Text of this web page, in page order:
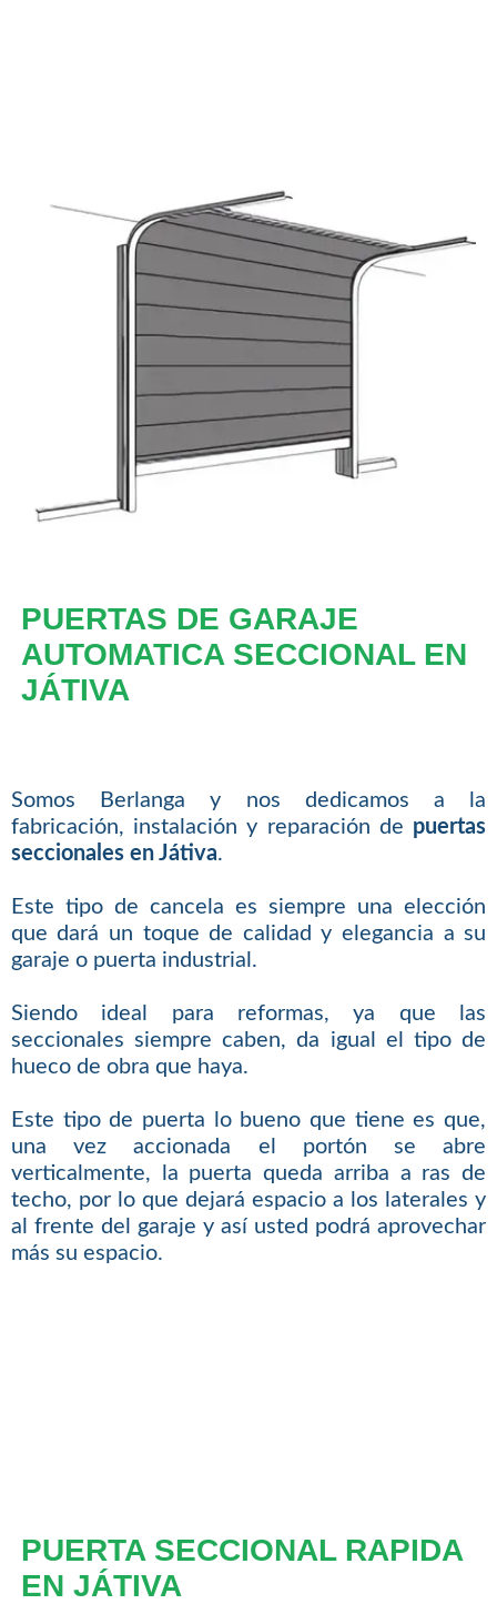
PUERTAS DE GARAJE
AUTOMATICA SECCIONAL EN
JÁTIVA
Somos Berlanga y nos dedicamos a la
fabricación, instalación y reparación de puertas
seccionales en Játiva.
Este tipo de cancela es siempre una elección
que dará un toque de calidad y elegancia a su
garaje o puerta industrial.
Siendo ideal para reformas, ya que las
seccionales siempre caben, da igual el tipo de
hueco de obra que haya.
Este tipo de puerta lo bueno que tiene es que,
una vez accionada el portón se abre
verticalmente, la puerta queda arriba a ras de
techo, por lo que dejará espacio a los laterales y
al frente del garaje y así usted podrá aprovechar
más su espacio.
PUERTA SECCIONAL RAPIDA
EN JÁTIVA